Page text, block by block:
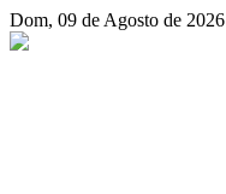
Dom, 09 de Agosto de 2026